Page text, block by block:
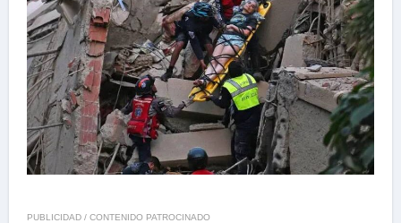
PUBLICIDAD / CONTENIDO PATROCINADO